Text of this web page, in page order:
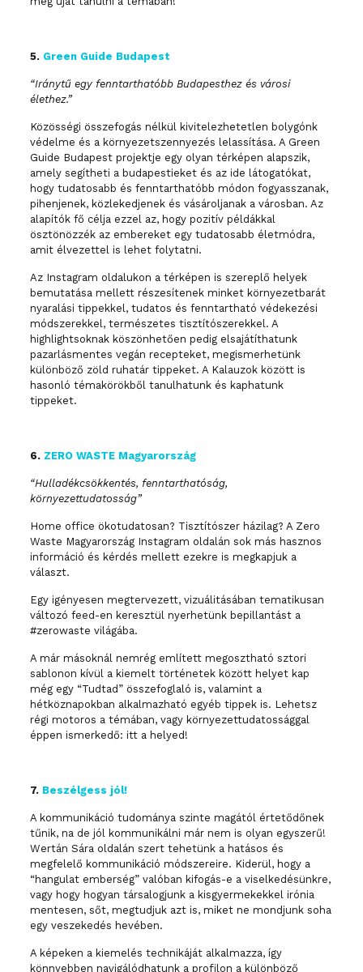
5. Green Guide Budapest
“Iránytű egy fenntarthatóbb Budapesthez és városi
élethez.”
Közösségi összefogás nélkül kivitelezhetetlen bolygónk
védelme és a környezetszennyezés lelassítása. A Green
Guide Budapest projektje egy olyan térképen alapszik,
amely segítheti a budapestieket és az ide látogatókat,
hogy tudatosabb és fenntarthatóbb módon fogyasszanak,
pihenjenek, közlekedjenek és vásároljanak a városban. Az
alapítók fő célja ezzel az, hogy pozitív példákkal
ösztönözzék az embereket egy tudatosabb életmódra,
amit élvezettel is lehet folytatni.
Az Instagram oldalukon a térképen is szereplő helyek
bemutatása mellett részesítenek minket környezetbarát
nyaralási tippekkel, tudatos és fenntartható védekezési
módszerekkel, természetes tisztítószerekkel. A
highlightsoknak köszönhetően pedig elsajátíthatunk
pazarlásmentes vegán recepteket, megismerhetünk
különböző zöld ruhatár tippeket. A Kalauzok között is
hasonló témakörökből tanulhatunk és kaphatunk
tippeket.
6. ZERO WASTE Magyarország
“Hulladékcsökkentés, fenntarthatóság,
környezettudatosság”
Home office ökotudatosan? Tisztítószer házilag? A Zero
Waste Magyarország Instagram oldalán sok más hasznos
információ és kérdés mellett ezekre is megkapjuk a
választ.
Egy igényesen megtervezett, vizuálitásában tematikusan
változó feed-en keresztül nyerhetünk bepillantást a
#zerowaste világába.
A már másoknál nemrég említett megosztható sztori
sablonon kívül a kiemelt történetek között helyet kap
még egy “Tudtad” összefoglaló is, valamint a
hétköznapokban alkalmazható egyéb tippek is. Lehetsz
régi motoros a témában, vagy környezettudatossággal
éppen ismerkedő: itt a helyed!
7. Beszélgess jól!
A kommunikáció tudománya szinte magától értetődőnek
tűnik, na de jól kommunikálni már nem is olyan egyszerű!
Wertán Sára oldalán szert tehetünk a hatásos és
megfelelő kommunikáció módszereire. Kiderül, hogy a
“hangulat emberség” valóban kifogás-e a viselkedésünkre,
vagy hogy hogyan társalogjunk a kisgyermekekkel irónia
mentesen, sőt, megtudjuk azt is, miket ne mondjunk soha
egy veszekedés hevében.
A képeken a kiemelés technikáját alkalmazza, így
könnyebben navigálódhatunk a profilon a különböző